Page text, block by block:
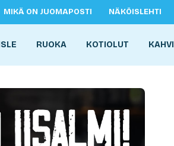
MIKÄ ON JUOMAPOSTI NÄKÖISLEHTI
RUOKA KOTIOLUT KAHVI